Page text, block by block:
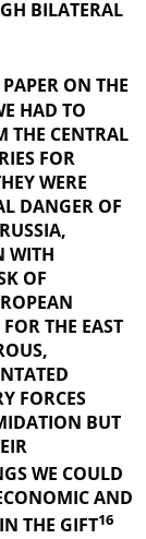
BILATERAL
ON THE
HAD TO
THE CENTRAL
FOR
WERE
DANGER OF
WITH
OF
THE EAST
FORCES
BUT
WE COULD
AND
THE GIFT16